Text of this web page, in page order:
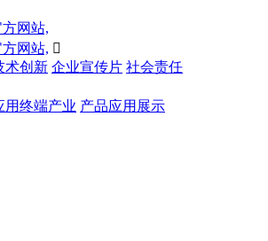
网站,
网站, 
术创新 企业宣传片 社会责任
用终端产业 产品应用展示